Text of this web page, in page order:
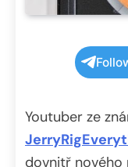
Youtuber ze
dovnitř nového